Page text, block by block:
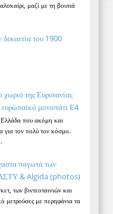
μαζί με τη βουτιά
του 1900
της Ευρυτανίας
ευρωπαϊκό μονοπάτι Ε4
Ελλάδα που ακόμη και
για τον πολύ τον κόσμο.
παγωτά των
& Algida (photos)
των βιντεοταινιών και
μετρούσες με περηφάνια τα